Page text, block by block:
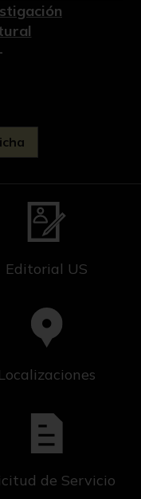
Editorial US
Localizaciones
de Servicio